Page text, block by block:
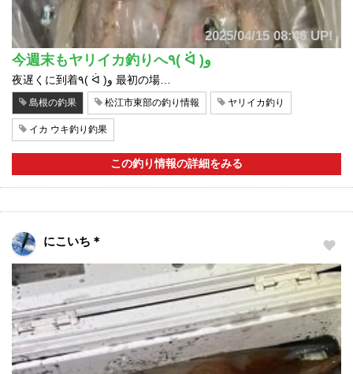
2025/04/15 08:46 UP!
今週末もヤリイカ釣りへ٩( ᐛ )و
夜遅くに到着٩( ᐛ )و 最初の場…
島根の釣果 松江市東部の釣り情報 ヤリイカ釣り
イカ ウキ釣り釣果
この釣り情報の詳細をみる
にこいち＊